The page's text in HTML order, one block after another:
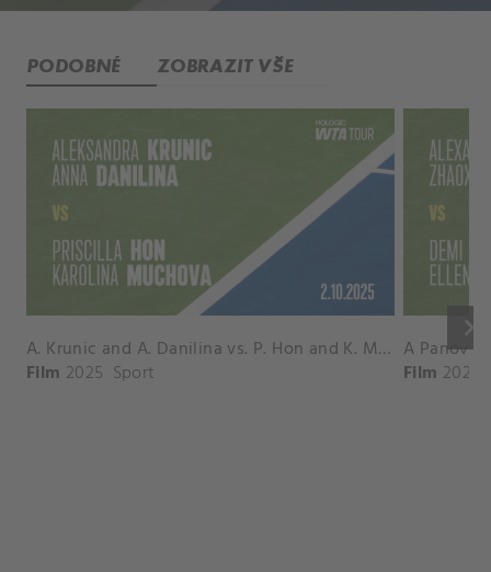
PODOBNÉ ZOBRAZIT VŠE
keyboard_arrow_right
A. Krunic and A. Danilina vs. P. Hon and K. Muchova Match Highlights - BEIJING_Capital Group Diamond ( October 02, 2025)
Film 2025 Sport Film 2026